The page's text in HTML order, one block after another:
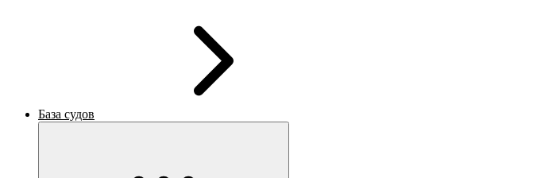
База судов